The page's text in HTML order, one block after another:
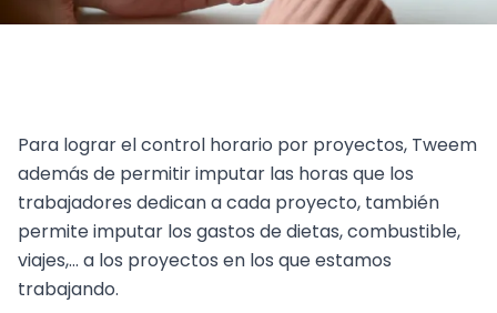
Para lograr el control horario por proyectos, Tweem
además de permitir imputar las horas que los
trabajadores dedican a cada proyecto, también
permite imputar los gastos de dietas, combustible,
viajes,... a los proyectos en los que estamos
trabajando.